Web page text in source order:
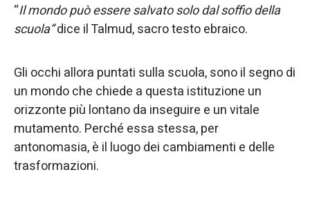
“Il mondo può essere salvato solo dal soffio della
scuola”dice il Talmud, sacro testo ebraico.
Gli occhi allora puntati sulla scuola, sono il segno di
un mondo che chiede a questa istituzione un
orizzonte più lontano da inseguire e un vitale
mutamento. Perché essa stessa, per
antonomasia, è il luogo dei cambiamenti e delle
trasformazioni.